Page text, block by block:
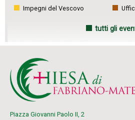
Impegni del Vescovo
tutti gli
Piazza Giovanni Paolo II, 2